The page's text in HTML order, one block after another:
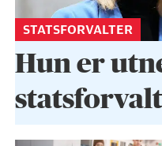
STATSFORVALTER
Hun er